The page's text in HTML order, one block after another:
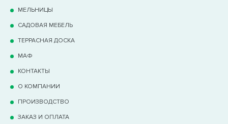
МЕЛЬНИЦЫ
САДОВАЯ МЕБЕЛЬ
ТЕРРАCНАЯ ДОСКА
МАФ
КОНТАКТЫ
О КОМПАНИИ
ПРОИЗВОДСТВО
ЗАКАЗ И ОПЛАТА